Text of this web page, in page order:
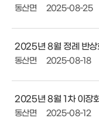
동산면 2025-08-25
2025년 8월 정례 반상
동산면 2025-08-18
2025년 8월 1차 이장
동산면 2025-08-12